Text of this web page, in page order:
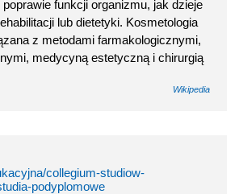
funkcji organizmu, jak dzieje
lub dietetyki. Kosmetologia
z metodami farmakologicznymi,
medycyną estetyczną i chirurgią
Wikipedia
collegium-studiow-
podyplomowe